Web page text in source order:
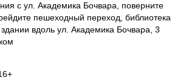
с ул. Академика Бочвара, поверните
пешеходный переход, библиотека
вдоль ул. Академика Бочвара, 3